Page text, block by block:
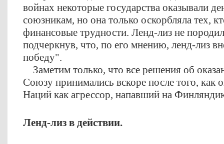
войнах некоторые государства оказывали
союзникам, но она только оскорбляла тех,
финансовые трудности. Ленд-лиз не
подчеркнув, что, по его мнению, ленд-лиз
победу".
Заметим только, что все решения об
Союзу принимались вскоре после того, как
Наций как агрессор, напавший на
Ленд-лиз в действии.